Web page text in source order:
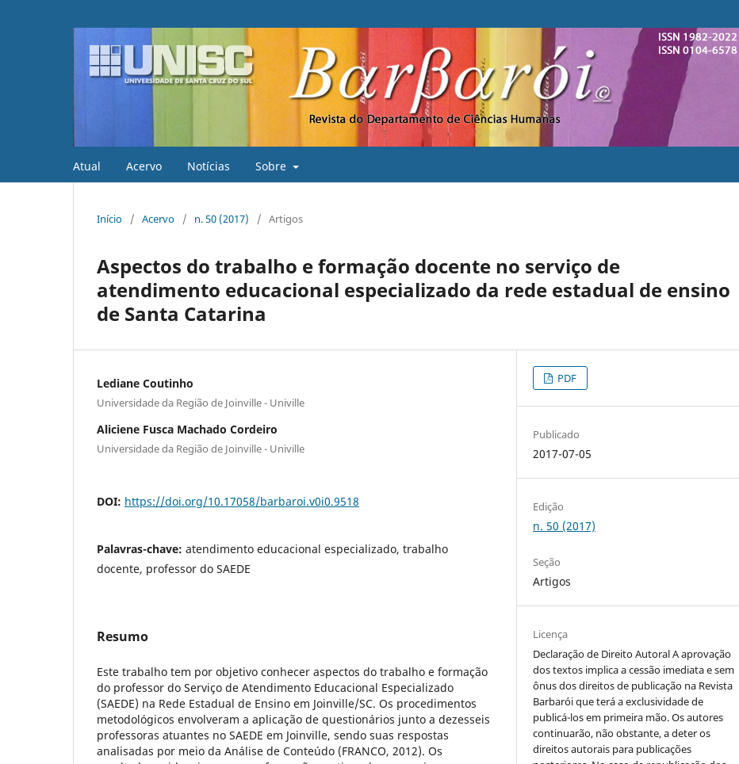
Atual Acervo Notícias Sobre
Início / Acervo / n. 50 (2017) / Artigos
Aspectos do trabalho e formação docente no serviço de
atendimento educacional especializado da rede estadual de ensino
de Santa Catarina
Lediane Coutinho
Universidade da Região de Joinville - Univille
Aliciene Fusca Machado Cordeiro
Universidade da Região de Joinville - Univille
DOI: https://doi.org/10.17058/barbaroi.v0i0.9518
Palavras-chave: atendimento educacional especializado, trabalho
docente, professor do SAEDE
Resumo
Este trabalho tem por objetivo conhecer aspectos do trabalho e formação
do professor do Serviço de Atendimento Educacional Especializado
(SAEDE) na Rede Estadual de Ensino em Joinville/SC. Os procedimentos
metodológicos envolveram a aplicação de questionários junto a dezesseis
professoras atuantes no SAEDE em Joinville, sendo suas respostas
analisadas por meio da Análise de Conteúdo (FRANCO, 2012). Os
PDF
Publicado
2017-07-05
Edição
n. 50 (2017)
Seção
Artigos
Licença
Declaração de Direito Autoral A aprovação
dos textos implica a cessão imediata e sem
ônus dos direitos de publicação na Revista
Barbarói que terá a exclusividade de
publicá-los em primeira mão. Os autores
continuarão, não obstante, a deter os
direitos autorais para publicações